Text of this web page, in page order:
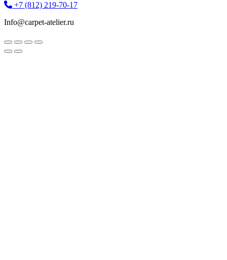
+7 (812) 219-70-17
Info@carpet-atelier.ru